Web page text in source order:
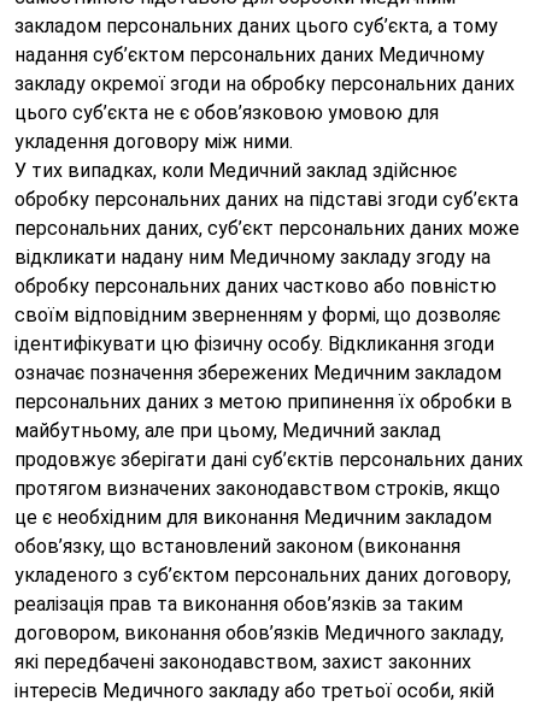
закладом персональних даних цього суб’єкта, а тому
надання суб’єктом персональних даних Медичному
закладу окремої згоди на обробку персональних даних
цього суб’єкта не є обов’язковою умовою для
укладення договору між ними.
У тих випадках, коли Медичний заклад здійснює
обробку персональних даних на підставі згоди суб’єкта
персональних даних, суб’єкт персональних даних може
відкликати надану ним Медичному закладу згоду на
обробку персональних даних частково або повністю
своїм відповідним зверненням у формі, що дозволяє
ідентифікувати цю фізичну особу. Відкликання згоди
означає позначення збережених Медичним закладом
персональних даних з метою припинення їх обробки в
майбутньому, але при цьому, Медичний заклад
продовжує зберігати дані суб’єктів персональних даних
протягом визначених законодавством строків, якщо
це є необхідним для виконання Медичним закладом
обов’язку, що встановлений законом (виконання
укладеного з суб’єктом персональних даних договору,
реалізація прав та виконання обов’язків за таким
договором, виконання обов’язків Медичного закладу,
які передбачені законодавством, захист законних
інтересів Медичного закладу або третьої особи, якій
Надіслати
Відправляючи данні я даю згоду наобробку персональних
данних.
Дякуємо!
Ми отримали Ваше звернення.
Оператор зателефонує Вам найближчим
часом.